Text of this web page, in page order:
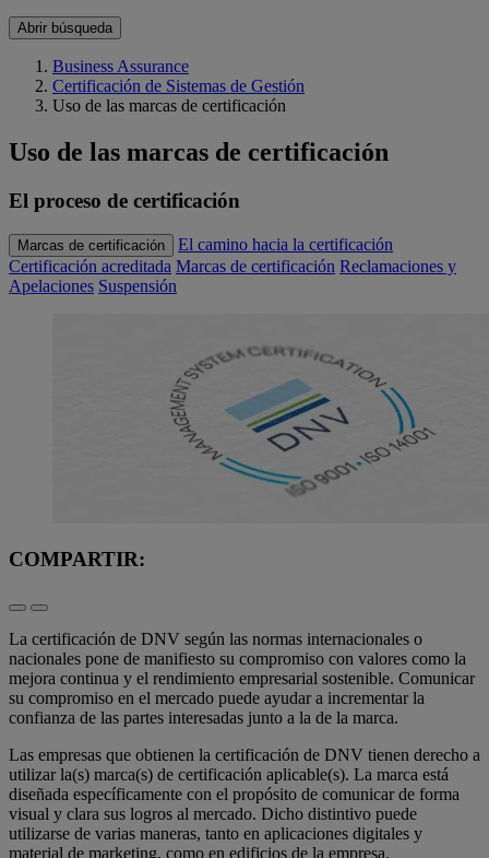
Abrir búsqueda
Business Assurance
Certificación de Sistemas de Gestión
Uso de las marcas de certificación
Uso de las marcas de certificación
El proceso de certificación
Marcas de certificación
El camino hacia la certificación
Certificación acreditada Marcas de certificación Reclamaciones y
Apelaciones Suspensión
COMPARTIR:
La certificación de DNV según las normas internacionales o
nacionales pone de manifiesto su compromiso con valores como la
mejora continua y el rendimiento empresarial sostenible. Comunicar
su compromiso en el mercado puede ayudar a incrementar la
confianza de las partes interesadas junto a la de la marca.
Las empresas que obtienen la certificación de DNV tienen derecho a
utilizar la(s) marca(s) de certificación aplicable(s). La marca está
diseñada específicamente con el propósito de comunicar de forma
visual y clara sus logros al mercado. Dicho distintivo puede
utilizarse de varias maneras, tanto en aplicaciones digitales y
material de marketing, como en edificios de la empresa.